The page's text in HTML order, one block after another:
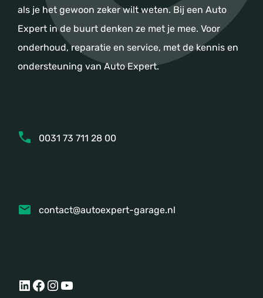
als je het gewoon zeker wilt weten. Bij een Auto
Expert in de buurt denken ze met je mee. Voor
onderhoud, reparatie en service, met de kennis en
ondersteuning van Auto Expert.
0031 73 711 28 00
contact@autoexpert-garage.nl
LinkedIn
Facebook
Instagram
YouTube